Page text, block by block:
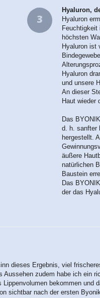
3
Hyaluron,
Hyaluron
höchsten
Hyaluron ist
Hyaluron
und unsere
An dieser
Haut wieder
Das
d. h. sanfter
hergestellt.
äußere
natürlichen
Baustein
Das
der das
dieses Ergebnis, viel
Aussehen zudem habe ich ein
Lippenvolumen bekommen und
sichtbar nach der ersten